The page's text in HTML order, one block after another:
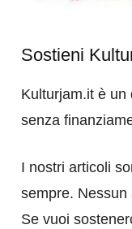
Sostieni
Kulturjam.it è un
senza
I nostri articoli
sempre. Nessun
Se vuoi